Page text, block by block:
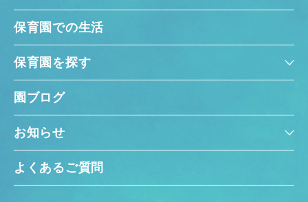
保育園での生活
保育園を探す
園ブログ
お知らせ
よくあるご質問